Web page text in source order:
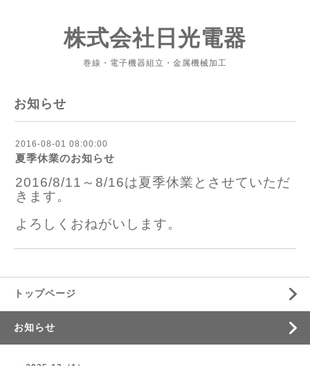
株式会社日光電器
巻線・電子機器組立・金属機械加工
お知らせ
2016-08-01 08:00:00
夏季休業のお知らせ
2016/8/11～8/16は夏季休業とさせていただ
きます。
よろしくおねがいします。
トップページ
お知らせ